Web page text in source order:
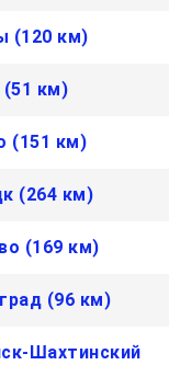
(120 км)
(51 км)
(151 км)
(264 км)
(169 км)
(96 км)
Шахтинский